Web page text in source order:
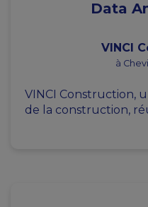
Data
VINCI
à
VINCI Construction,
de la construction,